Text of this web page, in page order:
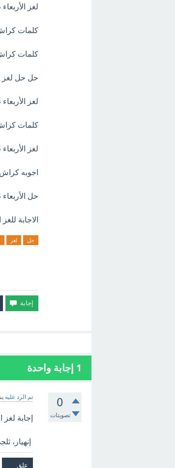
لغز الأربعاء 15يناير 2020 كلمات كراش
كلمات كراش حل لغز
كلمات كراش حل لغز
حل حل لغز الأربعاء 15يناير
لغز الأربعاء 15يناير 2020 كلمات كراش اللغز اليومي
كلمات كراش حل لغز الأربعاء
لغز الأربعاء 15 يناير 2020 كلمات كراش
اجوبه كراش حل لغز
حل الأربعاء 15 يناير 2020 كلمات كراش اللغز اليومي 2020
الاجابة
حل لغز
1 إجابة واحدة
0
تصويتات
تم الرد عليه
إجابة لغز الأربعاء 15 يناير
إنهيار،